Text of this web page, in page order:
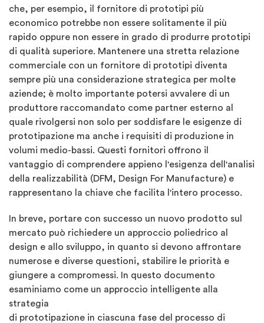
che, per esempio, il fornitore di prototipi più
economico potrebbe non essere solitamente il più
rapido oppure non essere in grado di produrre prototipi
di qualità superiore. Mantenere una stretta relazione
commerciale con un fornitore di prototipi diventa
sempre più una considerazione strategica per molte
aziende; è molto importante potersi avvalere di un
produttore raccomandato come partner esterno al
quale rivolgersi non solo per soddisfare le esigenze di
prototipazione ma anche i requisiti di produzione in
volumi medio-bassi. Questi fornitori offrono il
vantaggio di comprendere appieno l'esigenza dell'analisi
della realizzabilità (DFM, Design For Manufacture) e
rappresentano la chiave che facilita l'intero processo.
In breve, portare con successo un nuovo prodotto sul
mercato può richiedere un approccio poliedrico al
design e allo sviluppo, in quanto si devono affrontare
numerose e diverse questioni, stabilire le priorità e
giungere a compromessi. In questo documento
esaminiamo come un approccio intelligente alla
strategia
di prototipazione in ciascuna fase del processo di